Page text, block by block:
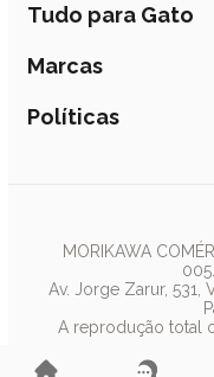
Fale Conosco
Lista de Desejos
Peça pelo Delivery
Assinatura Polipet
Ração
Coleiras
Tudo para Gato
Ração
Marcas
Nexgard
Pedigree
Whiskas
Dog Chow
Royal Canin
Políticas
MORIKAWA
Av. Jorge Zarur, 531,
A reprodução total
Polipet ® 2019 -